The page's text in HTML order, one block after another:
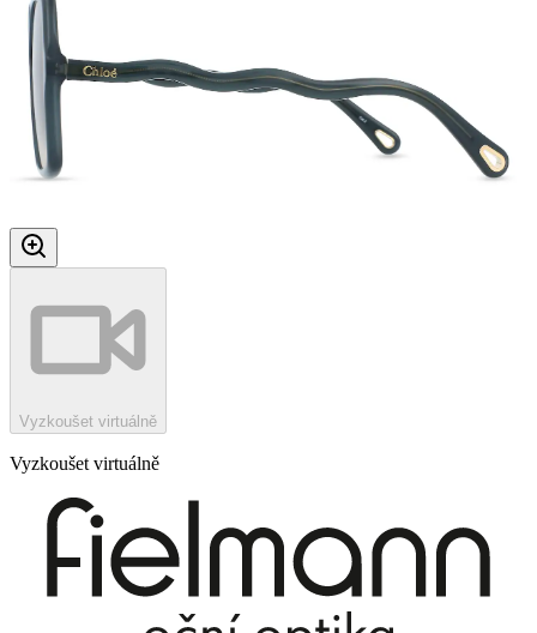
Vyzkoušet virtuálně
Vyzkoušet virtuálně